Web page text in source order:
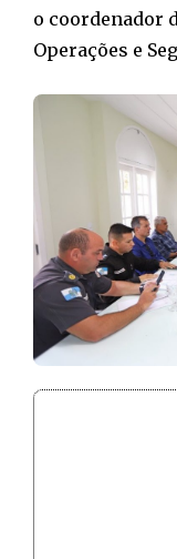
o coordenador
Operações e